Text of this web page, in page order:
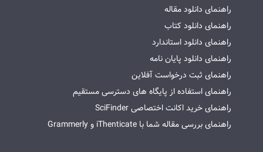
راهنمای دانلود مقاله
راهنمای دانلود کتاب
راهنمای دانلود استاندارد
راهنمای دانلود پایان نامه
راهنمای ثبت درخواست آفلاین
راهنمای استفاده از پایگاه های دسترسی مستقیم
راهنمای خرید اکانت اختصاصی SciFinder
راهنمای بررسی مقاله شما با iThenticate و Grammerly